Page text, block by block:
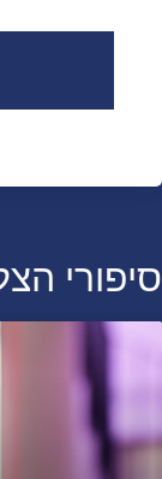
סיפורי